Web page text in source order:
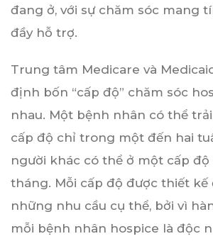
đang ở, với sự chăm sóc mang
đầy hỗ trợ.
Trung tâm Medicare và
định bốn “cấp độ” chăm sóc
nhau. Một bệnh nhân có thể
cấp độ chỉ trong một đến hai
người khác có thể ở một cấp
tháng. Mỗi cấp độ được thiết kế
những nhu cầu cụ thể, bởi vì
mỗi bệnh nhân hospice là độc